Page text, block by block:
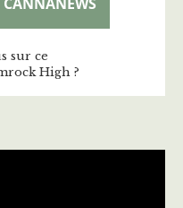
sur ce
High ?